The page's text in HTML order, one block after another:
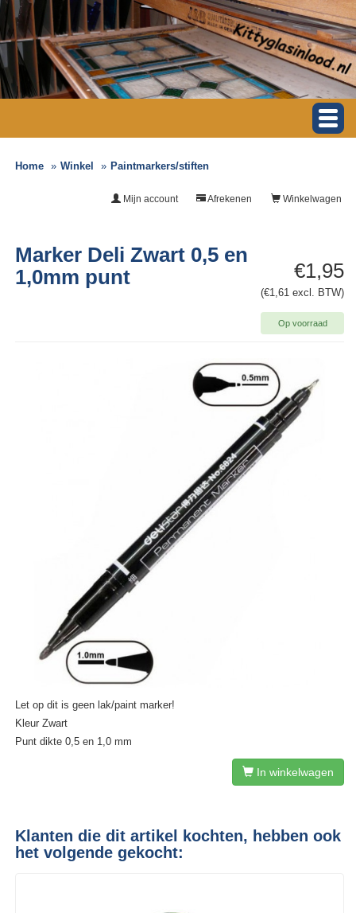
Home Winkel Paintmarkers/stiften
Winkelwagen
Afrekenen
Mijn account
€1,95
(€1,61 excl. BTW)
Op voorraad
Marker Deli Zwart 0,5 en
1,0mm punt
Let op dit is geen lak/paint marker!
Kleur Zwart
Punt dikte 0,5 en 1,0 mm
In winkelwagen
Klanten die dit artikel kochten, hebben ook
het volgende gekocht: